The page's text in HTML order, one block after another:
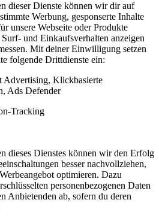
dieser Dienste können wir dir auf
Werbung, gesponserte Inhalte
unsere Webseite oder Produkte
und Einkaufsverhalten anzeigen
Mit deiner Einwilligung setzen
folgende Drittdienste ein:
Advertising, Klickbasierte
Ads Defender
Tracking
dieses Dienstes können wir den Erfolg
besser nachvollziehen,
optimieren. Dazu
personenbezogenen Daten
Anbietenden ab, sofern du deren